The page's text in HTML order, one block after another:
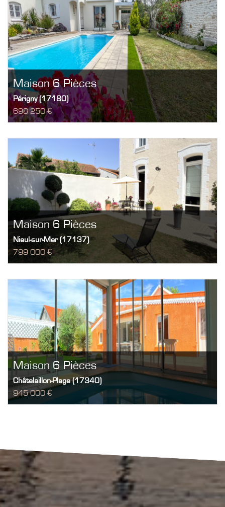
Maison 6 Pièces
Périgny (17180)
698 250 €
Maison 6 Pièces
Nieul-sur-Mer (17137)
799 000 €
Maison 6 Pièces
Châtelaillon-Plage (17340)
945 000 €